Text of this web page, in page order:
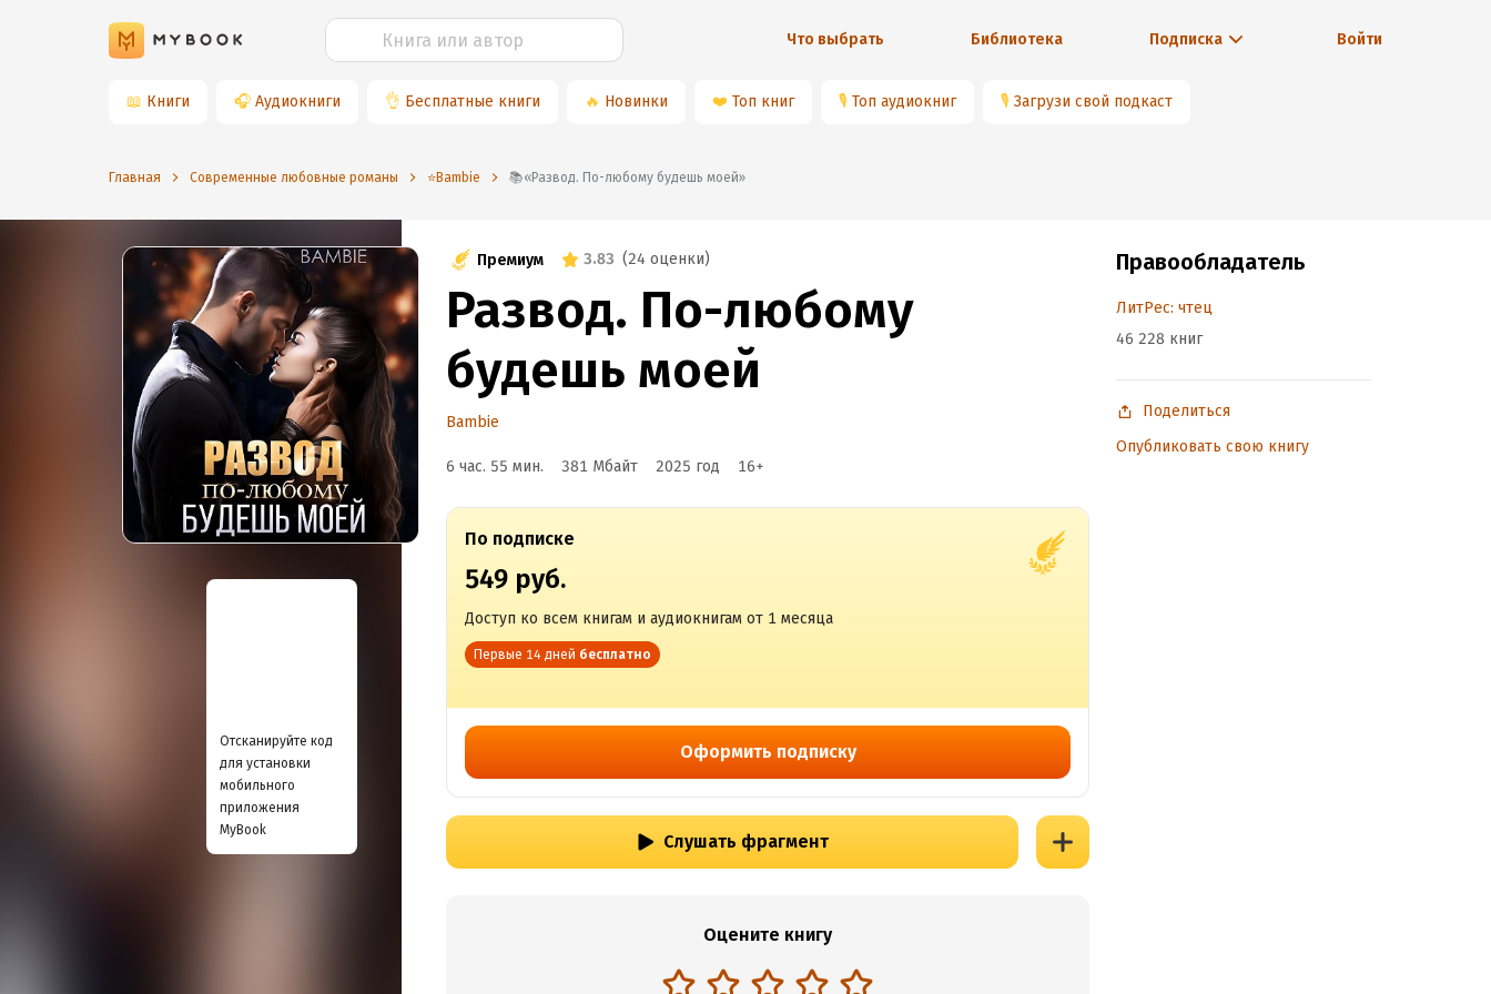
Что выбрать Библиотека Подписка Войти
📖 Книги 🎧 Аудиокниги 👌 Бесплатные книги 🔥 Новинки ❤️ Топ книг 🎙 Топ аудиокниг 🎙 Загрузи свой подкаст
Главная Современные любовные романы ⭐️Bambie 📚«Развод. По-любому будешь моей»
Отсканируйте код
для установки
мобильного
приложения
MyBook
Премиум 3.83 (24 оценки)
Развод. По-любому
будешь моей
Bambie
6 час. 55 мин. 381 Мбайт 2025 год 16+
По подписке
549 руб.
Доступ ко всем книгам и аудиокнигам от 1 месяца
Первые 14 дней бесплатно
Оформить подписку
Слушать фрагмент
Оцените книгу
Правообладатель
ЛитРес: чтец
46 228 книг
Поделиться
Опубликовать свою книгу